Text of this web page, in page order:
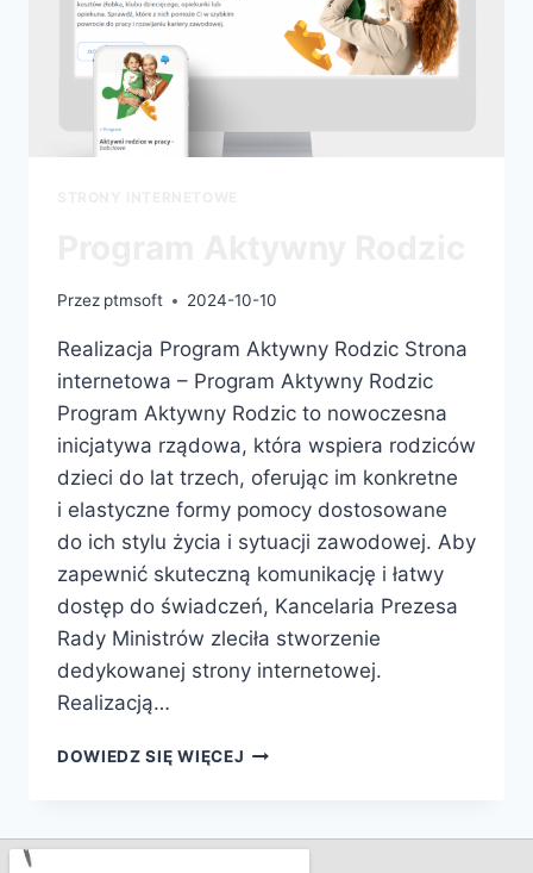
Przez ptmsoft 2024-10-10
Realizacja Program Aktywny Rodzic Strona
internetowa – Program Aktywny Rodzic
Program Aktywny Rodzic to nowoczesna
inicjatywa rządowa, która wspiera rodziców
dzieci do lat trzech, oferując im konkretne
i elastyczne formy pomocy dostosowane
do ich stylu życia i sytuacji zawodowej. Aby
zapewnić skuteczną komunikację i łatwy
dostęp do świadczeń, Kancelaria Prezesa
Rady Ministrów zleciła stworzenie
dedykowanej strony internetowej.
Realizacją…
DOWIEDZ SIĘ WIĘCEJ